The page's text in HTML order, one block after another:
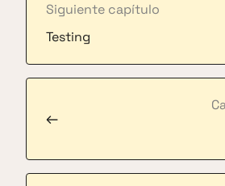
←
Siguiente capítulo
Testing